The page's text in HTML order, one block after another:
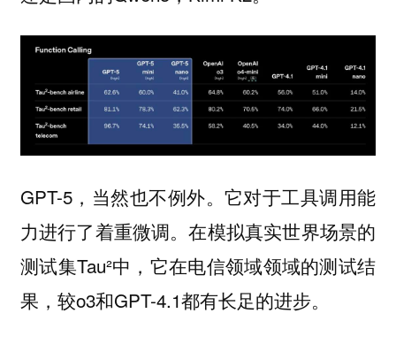
GPT-5，当然也不例外。它对于工具调用能
力进行了着重微调。在模拟真实世界场景的
测试集Tau²中，它在电信领域领域的测试结
果，较o3和GPT-4.1都有长足的进步。